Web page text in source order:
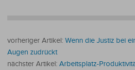
vorheriger Artikel: Wenn die Justiz bei
Augen zudrückt
nächster Artikel: Arbeitsplatz-